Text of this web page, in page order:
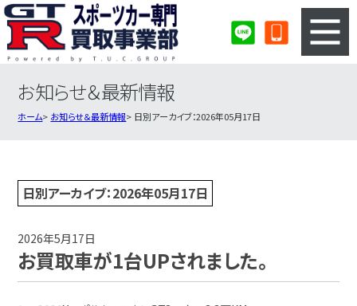
3ステップのカンタン査定
スポーツカー買取実績 会社概要・店舗紹介・MAP
お知らせ＆最新情報
ホーム お知らせ＆最新情報 日別アーカイブ：2026年05月17日
日別アーカイブ：2026年05月17日
2026年5月17日
お買取車が1台UPされました。